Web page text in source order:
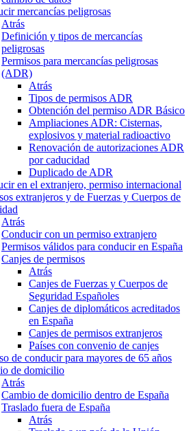
mercancías peligrosas
Atrás
Definición y tipos de mercancías
peligrosas
Permisos para mercancías peligrosas
(ADR)
Atrás
Tipos de permisos ADR
Obtención del permiso ADR Básico
Ampliaciones ADR: Cisternas,
explosivos y material radioactivo
Renovación de autorizaciones ADR
por caducidad
Duplicado de ADR
en el extranjero, permiso internacional
extranjeros y de Fuerzas y Cuerpos de
Atrás
Conducir con un permiso extranjero
Permisos válidos para conducir en España
Canjes de permisos
Atrás
Canjes de Fuerzas y Cuerpos de
Seguridad Españoles
Canjes de diplomáticos acreditados
en España
Canjes de permisos extranjeros
Países con convenio de canjes
de conducir para mayores de 65 años
de domicilio
Atrás
Cambio de domicilio dentro de España
Traslado fuera de España
Atrás